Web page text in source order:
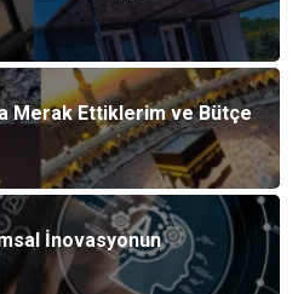
Merak Ettiklerim ve Bütçe
İnovasyonun